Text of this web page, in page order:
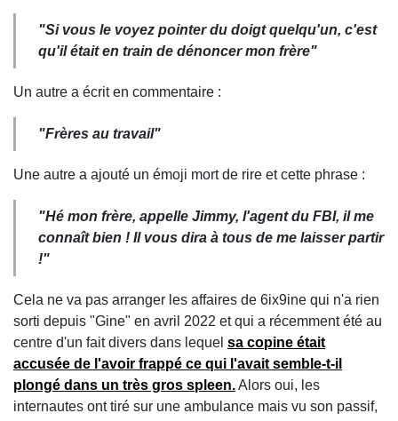
"Si vous le voyez pointer du doigt quelqu'un, c'est
qu'il était en train de dénoncer mon frère"
Un autre a écrit en commentaire :
"Frères au travail"
Une autre a ajouté un émoji mort de rire et cette phrase :
"Hé mon frère, appelle Jimmy, l'agent du FBI, il me
connaît bien ! Il vous dira à tous de me laisser partir
!"
Cela ne va pas arranger les affaires de 6ix9ine qui n'a rien
sorti depuis "Gine" en avril 2022 et qui a récemment été au
centre d'un fait divers dans lequel sa copine était
accusée de l'avoir frappé ce qui l'avait semble-t-il
plongé dans un très gros spleen.Alors oui, les
internautes ont tiré sur une ambulance mais vu son passif,